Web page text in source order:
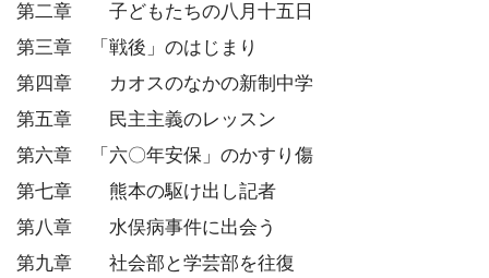
第二章 子どもたちの八月十五日
第三章 「戦後」のはじまり
第四章 カオスのなかの新制中学
第五章 民主主義のレッスン
第六章 「六〇年安保」のかすり傷
第七章 熊本の駆け出し記者
第八章 水俣病事件に出会う
第九章 社会部と学芸部を往復